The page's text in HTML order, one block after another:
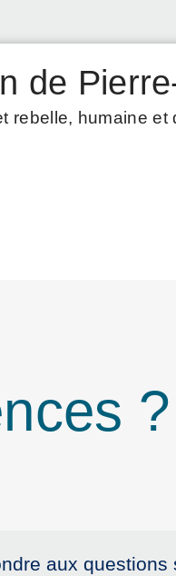
de
rebelle, humaine et
?
aux